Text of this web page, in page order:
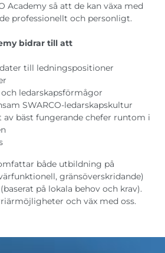
Serbia
Switzerland
America
Academy så att de kan växa med
professionellt och personligt.
bidrar till att
till ledningspositioner
ledarskapsförmågor
SWARCO-ledarskapskultur
av bäst fungerande chefer runtom i
både utbildning på
gränsöverskridande)
på lokala behov och krav).
och väx med oss.